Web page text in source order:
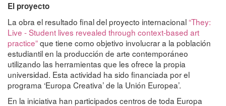
El proyecto
La obra el resultado final del proyecto internacional“They:
Live - Student lives revealed through context-based art
practice”que tiene como objetivo involucrar a la población
estudiantil en la producción de arte contemporáneo
utilizando las herramientas que les ofrece la propia
universidad. Esta actividad ha sido financiada por el
programa ‘Europa Creativa’ de la Unión Europea’.
En la iniciativa han participados centros de toda Europa